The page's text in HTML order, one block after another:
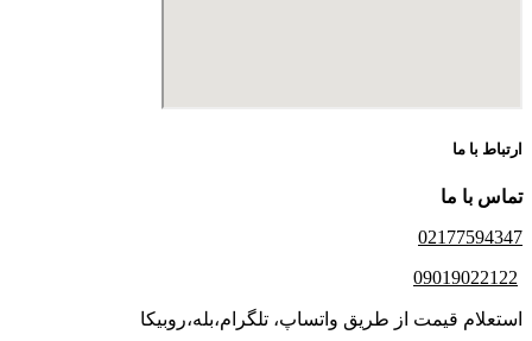
ارتباط با ما
تماس با ما
02177594347
09019022122
استعلام قیمت از طریق واتساپ، تلگرام،بله،روبیکا